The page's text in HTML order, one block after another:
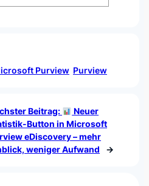
Purview Purview
Beitrag:
Neuer
Button in Microsoft
eDiscovery – mehr
weniger Aufwand
→